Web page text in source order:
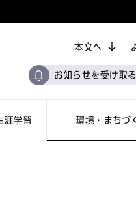
涯学習 環境・まちづ
本文へ
お知らせを受け取る